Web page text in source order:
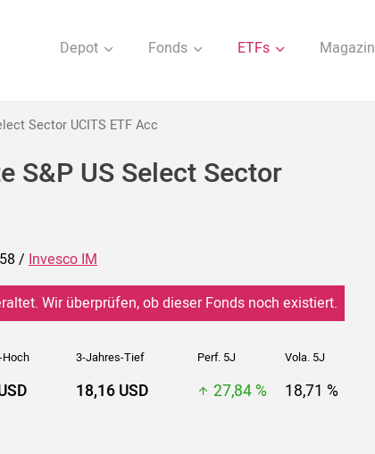
Depot Fonds ETFs Magazin
Sector UCITS ETF Acc
S&P US Select Sector
/ Invesco IM
Wir überprüfen, ob dieser Fonds noch existiert.
3-Jahres-Tief Perf. 5J Vola. 5J
18,16 USD 27,84 % 18,71 %